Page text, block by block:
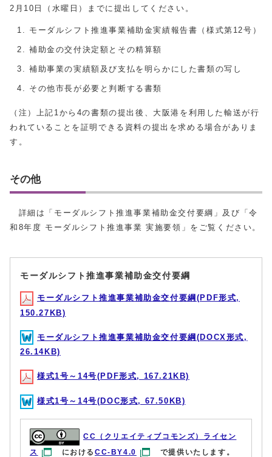
2月10日（水曜日）までに提出してください。
モーダルシフト推進事業補助金実績報告書（様式第12号）
補助金の交付決定額とその精算額
補助事業の実績額及び支払を明らかにした書類の写し
その他市長が必要と判断する書類
（注）上記1から4の書類の提出後、大阪港を利用した輸送が行
われていることを証明できる資料の提出を求める場合がありま
す。
その他
詳細は「モーダルシフト推進事業補助金交付要綱」及び「令
和8年度 モーダルシフト推進事業 実施要領」をご覧ください。
モーダルシフト推進事業補助金交付要綱
モーダルシフト推進事業補助金交付要綱(PDF形式,
150.27KB)
モーダルシフト推進事業補助金交付要綱(DOCX形式,
26.14KB)
様式1号～14号(PDF形式, 167.21KB)
様式1号～14号(DOC形式, 67.50KB)
CC（クリエイティブコモンズ）ライセン
ス
におけるCC-BY4.0 で提供いたします。